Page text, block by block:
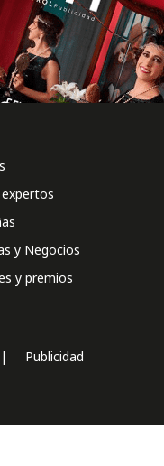
y Negocios
y premios
Publicidad